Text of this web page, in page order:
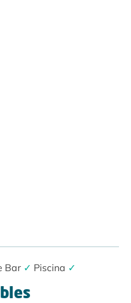
Bar ✓ Piscina ✓